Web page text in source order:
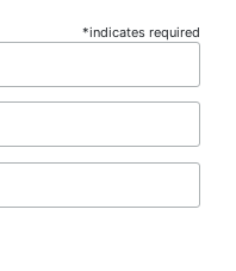
*indicates required